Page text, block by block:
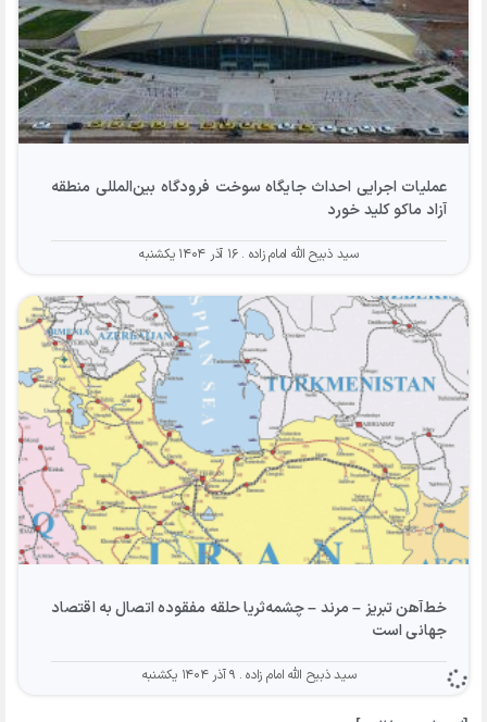
عملیات اجرایی احداث جایگاه سوخت فرودگاه بین‌المللی منطقه
آزاد ماکو کلید خورد
سید ذبیح الله امام زاده ۱۶ آذر ۱۴۰۴ یکشنبه
خط‌آهن تبریز – مرند – چشمه‌ثریا حلقه مفقوده اتصال به اقتصاد
جهانی است
سید ذبیح الله امام زاده ۹ آذر ۱۴۰۴ یکشنبه